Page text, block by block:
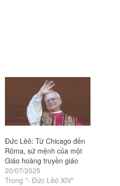
Đức Lêô: Từ Chicago đến
Rôma, sứ mệnh của một
Giáo hoàng truyền giáo
20/07/2025
Trong "- Đức Lêô XIV"